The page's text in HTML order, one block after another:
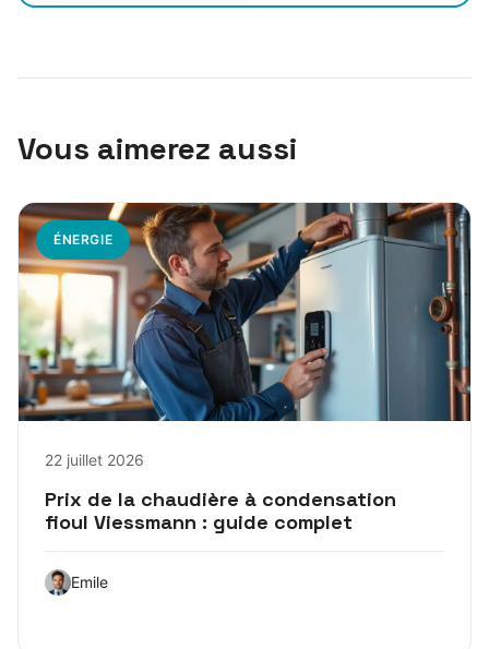
Vous aimerez aussi
ÉNERGIE
22 juillet 2026
Prix de la chaudière à condensation
fioul Viessmann : guide complet
Emile